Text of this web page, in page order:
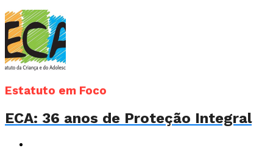
Estatuto em Foco
ECA: 36 anos de Proteção Integral